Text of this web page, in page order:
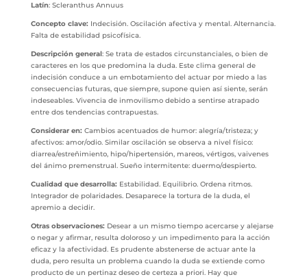
Latín: Scleranthus Annuus
Concepto clave:Indecisión. Oscilación afectiva y mental. Alternancia.
Falta de estabilidad psicofísica.
Descripción general: Se trata de estados circunstanciales, o bien de
caracteres en los que predomina la duda. Este clima general de
indecisión conduce a un embotamiento del actuar por miedo a las
consecuencias futuras, que siempre, supone quien así siente, serán
indeseables. Vivencia de inmovilismo debido a sentirse atrapado
entre dos tendencias contrapuestas.
Considerar en:Cambios acentuados de humor: alegría/tristeza; y
afectivos: amor/odio. Similar oscilación se observa a nivel físico:
diarrea/estreñimiento, hipo/hipertensión, mareos, vértigos, vaivenes
del ánimo premenstrual. Sueño intermitente: duermo/despierto.
Cualidad que desarrolla:Estabilidad. Equilibrio. Ordena ritmos.
Integrador de polaridades. Desaparece la tortura de la duda, el
apremio a decidir.
Otras observaciones:Desear a un mismo tiempo acercarse y alejarse
o negar y afirmar, resulta doloroso y un impedimento para la acción
eficaz y la afectividad. Es prudente abstenerse de actuar ante la
duda, pero resulta un problema cuando la duda se extiende como
producto de un pertinaz deseo de certeza a priori. Hay que